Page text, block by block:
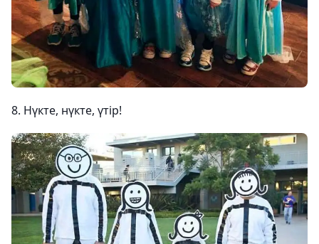
8. Нүкте, нүкте, үтір!